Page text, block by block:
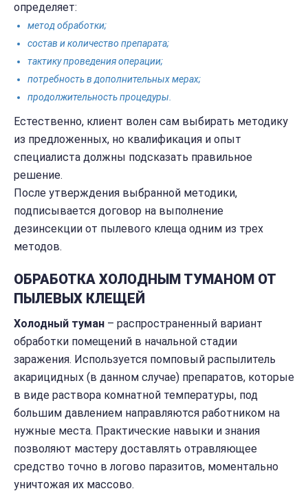
определяет:
метод обработки;
состав и количество препарата;
тактику проведения операции;
потребность в дополнительных мерах;
продолжительность процедуры.
Естественно, клиент волен сам выбирать методику
из предложенных, но квалификация и опыт
специалиста должны подсказать правильное
решение.
После утверждения выбранной методики,
подписывается договор на выполнение
дезинсекции от пылевого клеща одним из трех
методов.
ОБРАБОТКА ХОЛОДНЫМ ТУМАНОМ ОТ
ПЫЛЕВЫХ КЛЕЩЕЙ
Холодный туман – распространенный вариант
обработки помещений в начальной стадии
заражения. Используется помповый распылитель
акарицидных (в данном случае) препаратов, которые
в виде раствора комнатной температуры, под
большим давлением направляются работником на
нужные места. Практические навыки и знания
позволяют мастеру доставлять отравляющее
средство точно в логово паразитов, моментально
уничтожая их массово.